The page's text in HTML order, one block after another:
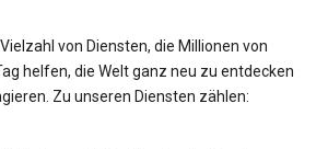
von Diensten, die Millionen von
helfen, die Welt ganz neu zu entdecken
Zu unseren Diensten zählen: